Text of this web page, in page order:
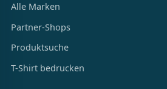
Alle Marken
Partner-Shops
Produktsuche
T-Shirt bedrucken